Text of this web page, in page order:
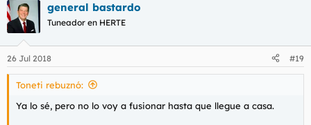
general bastardo
Tuneador en HERTE
26 Jul 2018 #19
Toneti rebuznó:
Ya lo sé, pero no lo voy a fusionar hasta que llegue a casa.